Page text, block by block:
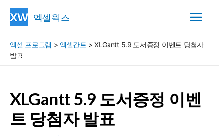
엑셀웍스
Menu
엑셀 프로그램 > 엑셀간트 > XLGantt 5.9 도서증정 이벤트 당첨자
발표
XLGantt 5.9 도서증정 이벤
트 당첨자 발표